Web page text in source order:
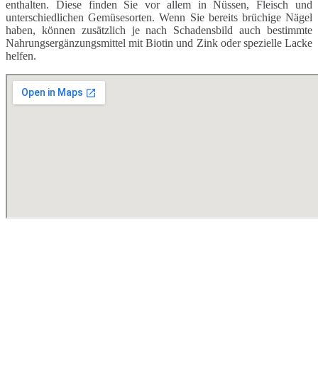
enthalten. Diese finden Sie vor allem in Nüssen, Fleisch und
unterschiedlichen Gemüsesorten. Wenn Sie bereits brüchige Nägel
haben, können zusätzlich je nach Schadensbild auch bestimmte
Nahrungsergänzungsmittel mit Biotin und Zink oder spezielle Lacke
helfen.